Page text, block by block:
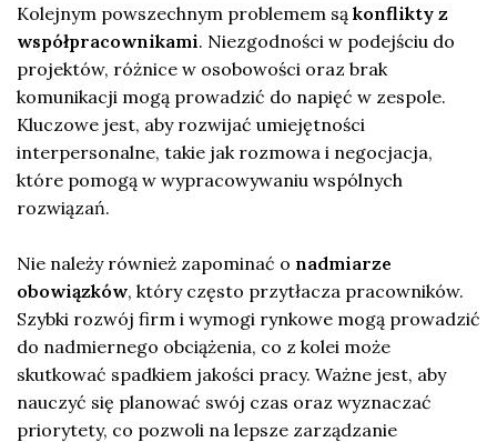
Kolejnym powszechnym problemem są konflikty z
współpracownikami. Niezgodności w podejściu do
projektów, różnice w osobowości oraz brak
komunikacji mogą prowadzić do napięć w zespole.
Kluczowe jest, aby rozwijać umiejętności
interpersonalne, takie jak rozmowa i negocjacja,
które pomogą w wypracowywaniu wspólnych
rozwiązań.
Nie należy również zapominać o nadmiarze
obowiązków, który często przytłacza pracowników.
Szybki rozwój firm i wymogi rynkowe mogą prowadzić
do nadmiernego obciążenia, co z kolei może
skutkować spadkiem jakości pracy. Ważne jest, aby
nauczyć się planować swój czas oraz wyznaczać
priorytety, co pozwoli na lepsze zarządzanie